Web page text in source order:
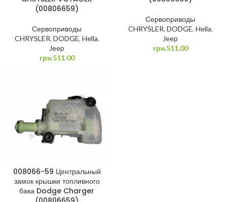
(00806659)
Сервоприводы
CHRYSLER, DODGE, Hella,
Jeep
грн.511.00
Сервоприводы
CHRYSLER, DODGE, Hella,
Jeep
грн.511.00
008066-59 Центральный
замок крышки топливного
бака Dodge Charger